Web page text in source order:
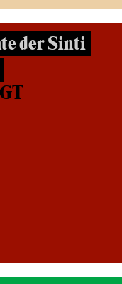
der Sinti